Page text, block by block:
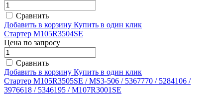
Сравнить
Добавить в корзину Купить в один клик
Стартер M105R3504SE
Цена по запросу
Сравнить
Добавить в корзину Купить в один клик
Стартер M105R3505SE / MS3-506 / 5367770 / 5284106 /
3976618 / 5346195 / M107R3001SE